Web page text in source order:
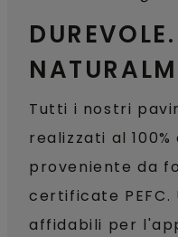
DUREVOLE.
Tutti i nostri
realizzati al
proveniente da
certificate
affidabili per